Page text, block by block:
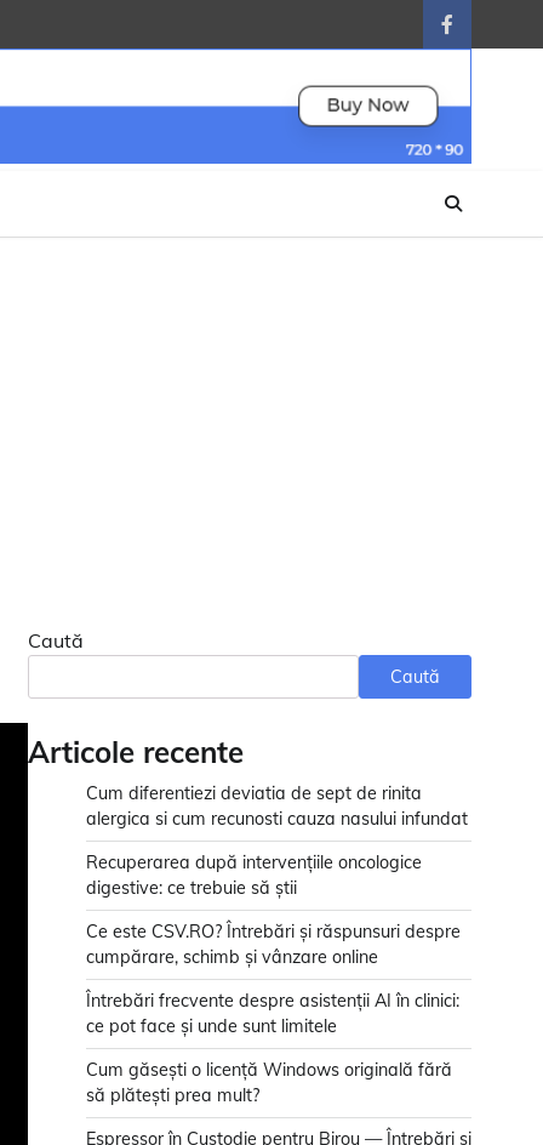
facebook
Caută
Caută
Articole recente
Cum diferentiezi deviatia de sept de rinita
alergica si cum recunosti cauza nasului infundat
Recuperarea după intervențiile oncologice
digestive: ce trebuie să știi
Ce este CSV.RO? Întrebări și răspunsuri despre
cumpărare, schimb și vânzare online
Întrebări frecvente despre asistenții AI în clinici:
ce pot face și unde sunt limitele
Cum găsești o licență Windows originală fără
să plătești prea mult?
Espressor în Custodie pentru Birou — Întrebări și